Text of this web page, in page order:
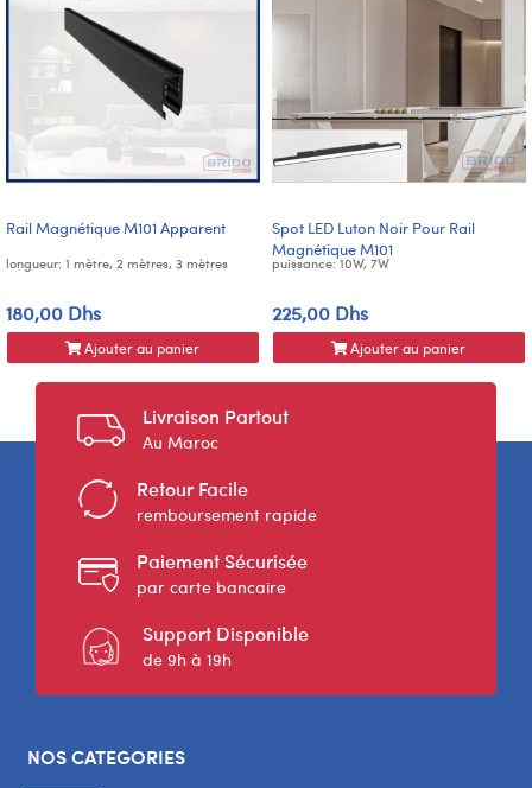
Rail Magnétique M101 Apparent
longueur: 1 mètre, 2 mètres, 3 mètres
180,00 Dhs
Ajouter au panier
Spot LED Luton Noir Pour Rail
Magnétique M101
puissance: 10W, 7W
225,00 Dhs
Ajouter au panier
Livraison Partout
Au Maroc
Retour Facile
remboursement rapide
Paiement Sécurisée
par carte bancaire
Support Disponible
de 9h à 19h
NOS CATEGORIES